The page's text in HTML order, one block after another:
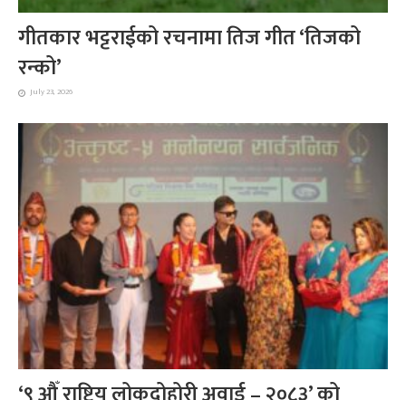
गीतकार भट्टराईको रचनामा तिज गीत ‘तिजको
रन्को’
July 23, 2026